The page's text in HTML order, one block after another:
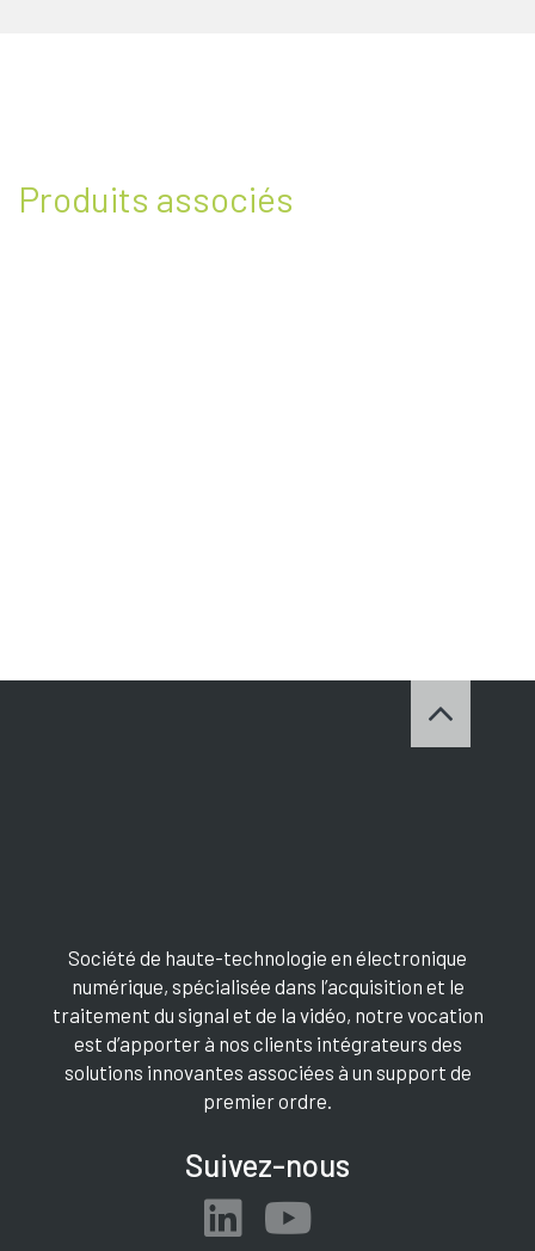
Produits associés
Société de haute-technologie en électronique
numérique, spécialisée dans l’acquisition et le
traitement du signal et de la vidéo, notre vocation
est d’apporter à nos clients intégrateurs des
solutions innovantes associées à un support de
premier ordre.
Suivez-nous